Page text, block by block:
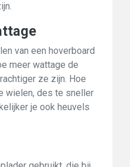
van een hoverboard
meer wattage de
ze zijn. Hoe
wielen, des te sneller
je ook heuvels